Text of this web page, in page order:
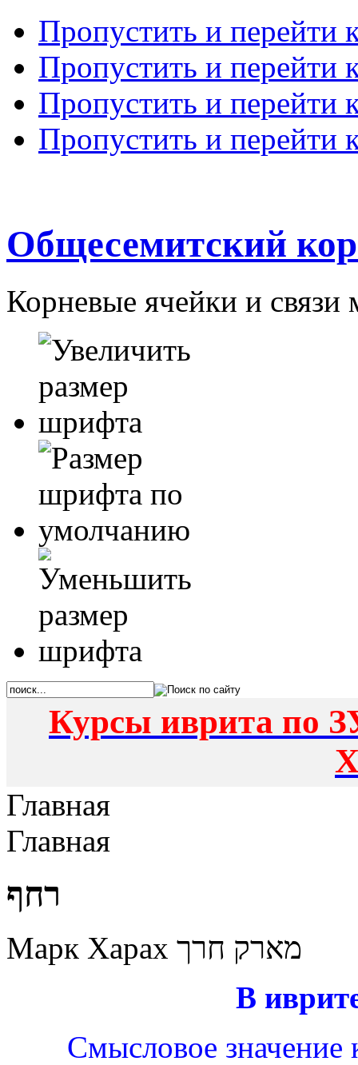
Пропустить и перейти
Пропустить и перейти
Пропустить и перейти
Пропустить и перейти
Общесемитский
Корневые ячейки и
Курсы иврита по
Главная
Главная
רחף
Марк Харах מארק חרך
В
Смысловое значение